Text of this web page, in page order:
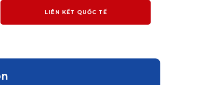
LIÊN KẾT QUỐC TẾ